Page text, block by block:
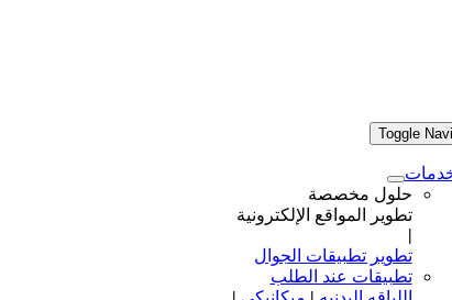
Toggle
حلول مخصصة
تطوير المواقع الإلكترونية
|
تطوير تطبيقات الجوال
تطبيقات عند الطلب